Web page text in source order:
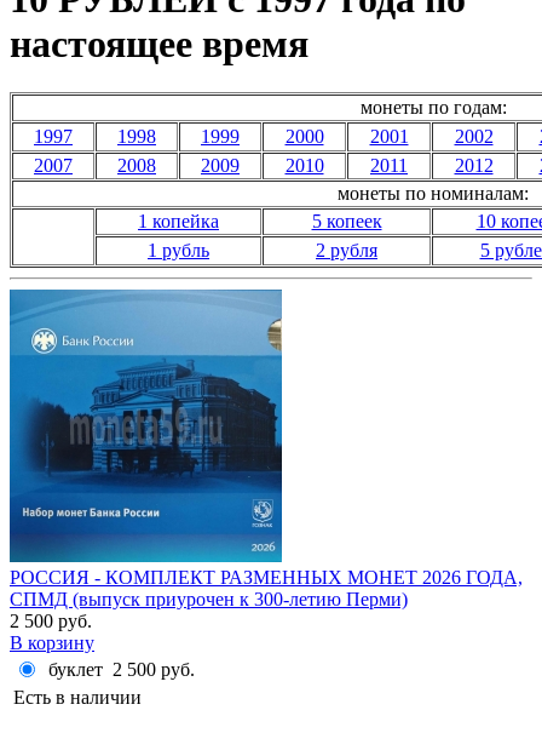
настоящее время
монеты по годам:
1997
1998 1999 2000 2001 2002
2007
2008 2009 2010 2011 2012
монеты по номиналам:
1 копейка
5 копеек
10
1 рубль
2 рубля 5
РОССИЯ - КОМПЛЕКТ РАЗМЕННЫХ МОНЕТ 2026 ГОДА,
СПМД (выпуск приурочен к 300-летию Перми)
2 500 руб.
В корзину
буклет 2 500 руб.
Есть в наличии